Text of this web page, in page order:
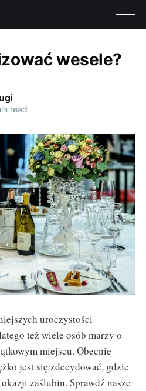
wesele?
read
uroczystości
też wiele osób marzy o
miejscu. Obecnie
jest się zdecydować, gdzie
zaślubin. Sprawdź nasze